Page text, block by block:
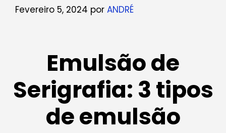
Fevereiro 5, 2024 por ANDRÉ
Emulsão de
Serigrafia: 3 tipos
de emulsão